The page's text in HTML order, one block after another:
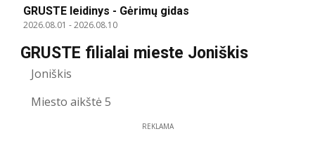
GRUSTE leidinys - Gėrimų gidas
2026.08.01 -2026.08.10
GRUSTE filialai mieste Joniškis
Joniškis
Miesto aikštė 5
REKLAMA